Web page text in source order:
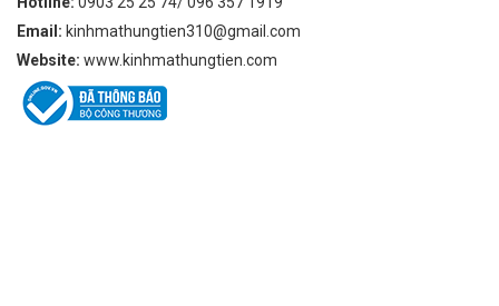
Email: kinhmathungtien310@gmail.com
Website: www.kinhmathungtien.com